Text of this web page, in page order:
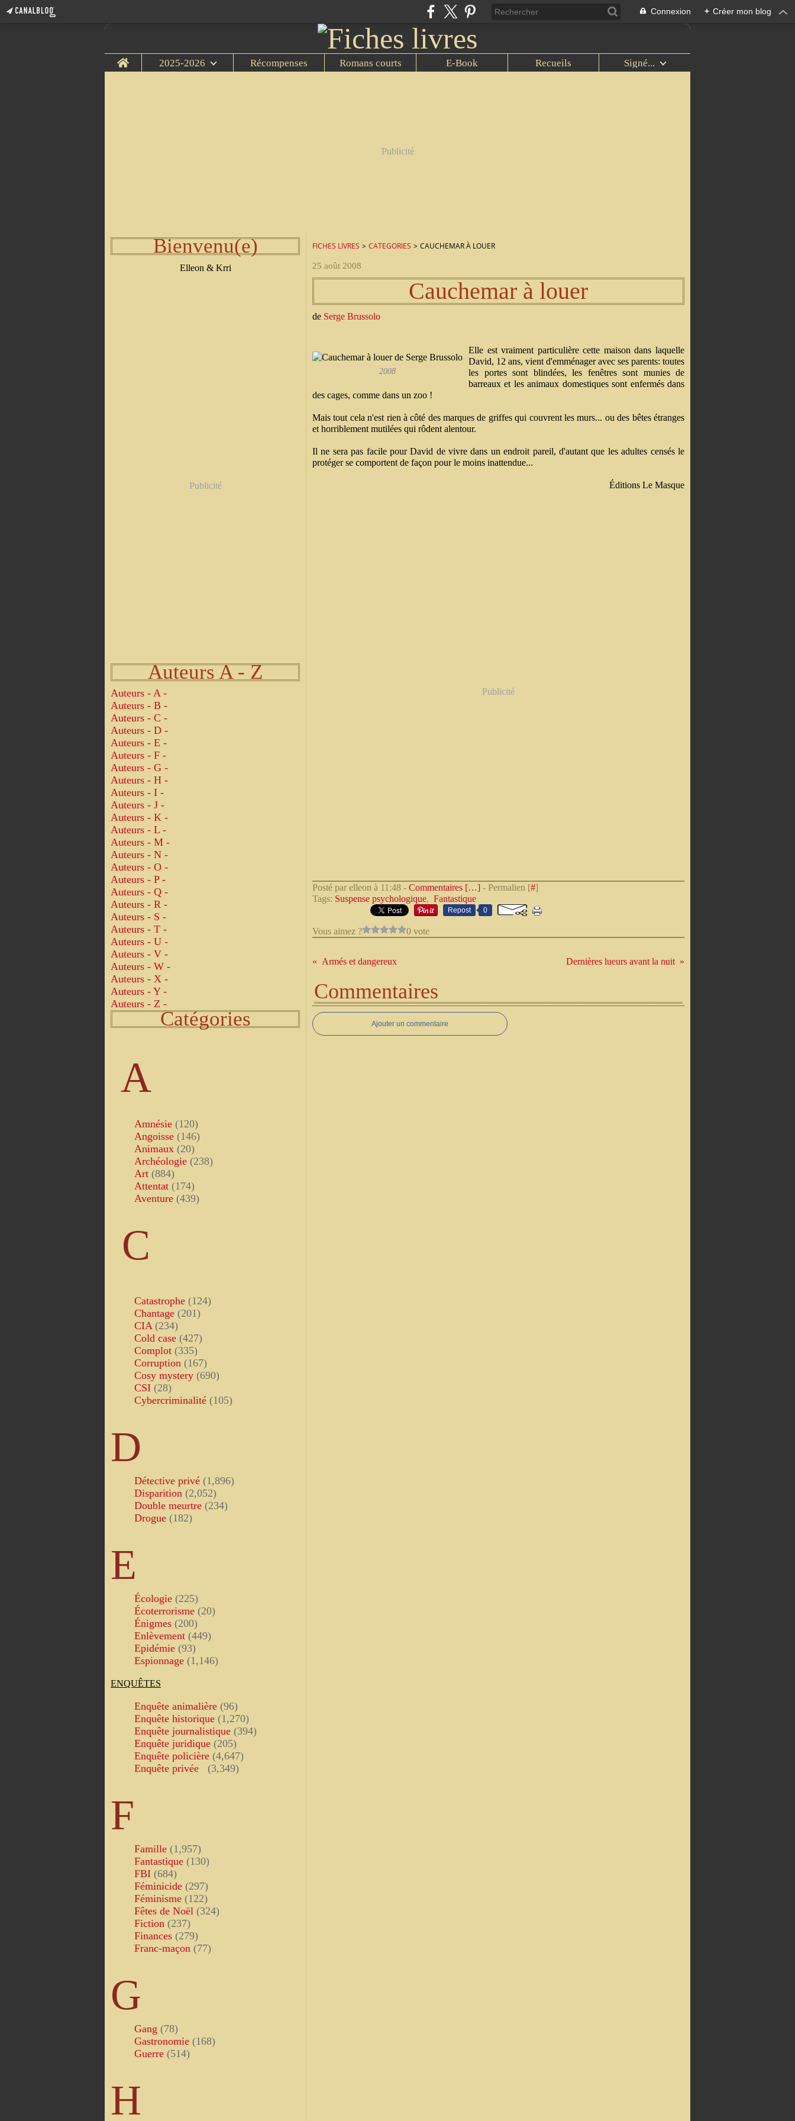
Connexion + Créer mon blog
Home 2025-2026 Récompenses Romans courts E-Book Recueils Signé...
Publicité
Bienvenu(e)
Elleon & Krri
Publicité
Auteurs A - Z
Auteurs - A -
Auteurs - B -
Auteurs - C -
Auteurs - D -
Auteurs - E -
Auteurs - F -
Auteurs - G -
Auteurs - H -
Auteurs - I -
Auteurs - J -
Auteurs - K -
Auteurs - L -
Auteurs - M -
Auteurs - N -
Auteurs - O -
Auteurs - P -
Auteurs - Q -
Auteurs - R -
Auteurs - S -
Auteurs - T -
Auteurs - U -
Auteurs - V -
Auteurs - W -
Auteurs - X -
Auteurs - Y -
Auteurs - Z -
Catégories
A
Amnésie (120)
Angoisse (146)
Animaux (20)
Archéologie (238)
Art (884)
Attentat (174)
Aventure (439)
C
Catastrophe (124)
Chantage (201)
CIA (234)
Cold case (427)
Complot (335)
Corruption (167)
Cosy mystery (690)
CSI (28)
Cybercriminalité (105)
D
Détective privé (1,896)
Disparition (2,052)
Double meurtre (234)
Drogue (182)
E
Écologie (225)
Écoterrorisme (20)
Énigmes (200)
Enlèvement (449)
Epidémie (93)
Espionnage (1,146)
ENQUÊTES
Enquête animalière (96)
Enquête historique (1,270)
Enquête journalistique (394)
Enquête juridique (205)
Enquête policière (4,647)
Enquête privée
(3,349)
F
Famille (1,957)
Fantastique (130)
FBI (684)
Féminicide (297)
Féminisme (122)
Fêtes de Noël (324)
Fiction (237)
Finances (279)
Franc-maçon (77)
G
Gang (78)
Gastronomie (168)
Guerre (514)
H
FICHES LIVRES > CATEGORIES > CAUCHEMAR À LOUER
25 août 2008
Cauchemar à louer
de Serge Brussolo
2008
Elle est vraiment particulière cette maison dans laquelle
David, 12 ans, vient d'emménager avec ses parents: toutes
les portes sont blindées, les fenêtres sont munies de
barreaux et les animaux domestiques sont enfermés dans
des cages, comme dans un zoo !
Mais tout cela n'est rien à côté des marques de griffes qui couvrent les murs... ou des bêtes étranges
et horriblement mutilées qui rôdent alentour.
Il ne sera pas facile pour David de vivre dans un endroit pareil, d'autant que les adultes censés le
protéger se comportent de façon pour le moins inattendue...
Éditions Le Masque
Publicité
Posté par elleon à 11:48 - Commentaires […] - Permalien [#]
Tags: Suspense psychologique, Fantastique
Repost 0
Vous aimez ? 0 vote
Armés et dangereux Dernières lueurs avant la nuit
Commentaires
Ajouter un commentaire